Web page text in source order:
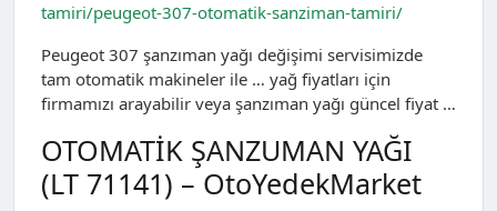
tamiri/peugeot-307-otomatik-sanziman-tamiri/
Peugeot 307 şanzıman yağı değişimi servisimizde
tam otomatik makineler ile … yağ fiyatları için
firmamızı arayabilir veya şanzıman yağı güncel fiyat …
OTOMATİK ŞANZUMAN YAĞI
(LT 71141) – OtoYedekMarket